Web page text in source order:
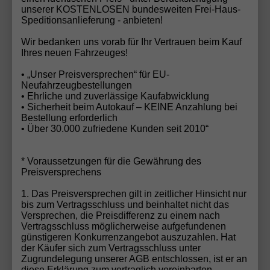
verzichten möchten.
Dacia – Teil eines starken
Als Marke des Renault-Konzerns entwickelt und
produziert DaciaFahrzeuge nach europäischen
Qualitäts- und Sicherheitsstandards. Dacia steht
dabei für den Ansatz:nur das, was wirklich zählt
Alltagstauglichkeit.
ohne Kompromisse
Dacia Modelle sind alsEU-Neuwagen-Import
besonders attraktiv. Kunden profitieren von:
deutlichen Preisvorteilen gegenüber der
unserer KOSTENLOSEN bundesweiten Frei-Haus-
Speditionsanlieferung - anbieten!
Wir bedanken uns vorab für Ihr Vertrauen beim Kauf
Ihres neuen Fahrzeuges!
• „Unser Preisversprechen“ für EU-
Neufahrzeugbestellungen
• Ehrliche und zuverlässige Kaufabwicklung
• Sicherheit beim Autokauf – KEINE Anzahlung bei
Bestellung erforderlich
• Über 30.000 zufriedene Kunden seit 2010“
* Voraussetzungen für die Gewährung des
Preisversprechens
1. Das Preisversprechen gilt in zeitlicher Hinsicht nur
bis zum Vertragsschluss und beinhaltet nicht das
Versprechen, die Preisdifferenz zu einem nach
Vertragsschluss möglicherweise aufgefundenen
günstigeren Konkurrenzangebot auszuzahlen. Hat
der Käufer sich zum Vertragsschluss unter
Zugrundelegung unserer AGB entschlossen, ist er an